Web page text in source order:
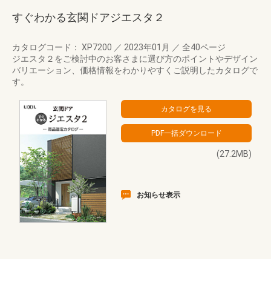
すぐわかる玄関ドアジエスタ２
カタログコード： XP7200 ／ 2023年01月 ／ 全40ページ
ジエスタ２をご検討中のお客さまに選び方のポイントやデザイン
バリエーション、価格情報をわかりやすくご説明したカタログで
す。
(27.2MB)
お知らせ表示